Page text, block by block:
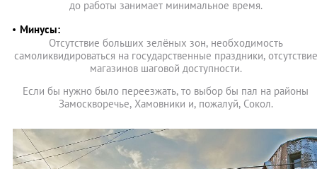
до работы занимает минимальное время.
Минусы:
Отсутствие больших зелёных зон, необходимость
самоликвидироваться на государственные праздники, отсутствие
магазинов шаговой доступности.
Если бы нужно было переезжать, то выбор бы пал на районы
Замоскворечье, Хамовники и, пожалуй, Сокол.